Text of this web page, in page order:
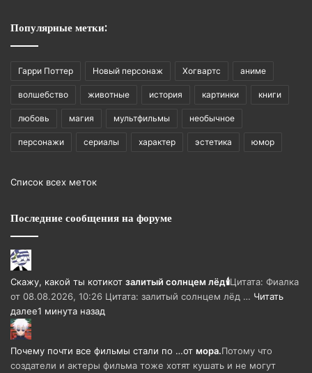
Популярные метки:
Гарри Поттер Новый персонаж Хогвартс аниме
волшебство животные история картинки книги
любовь магия мультфильмы необычное
персонажи сериалы характер эстетика юмор
Список всех меток
Последние сообщения на форуме
Скажу, какой ты котикот залитый солнцем лёд🕯Цитата: Фиалка
от 08.08.2026, 10:26 Цитата: залитый солнцем лёд … Читать
далее1 минута назад
Почему почти все фильмы стали по …от мора.Потому что
создатели и актеры фильма тоже хотят кушать и не могут